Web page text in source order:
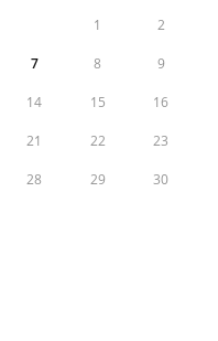
1 2
7 8 9
14 15 16
21 22 23
28 29 30